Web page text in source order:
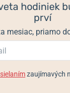
hodiniek
prví
mesiac, priamo
zaujímavých